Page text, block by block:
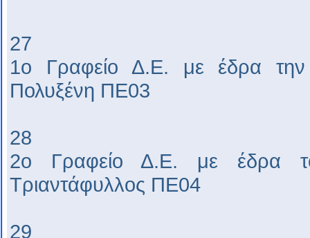
27
1ο Γραφείο Δ.Ε. με έδρα την
Πολυξένη ΠΕ03
28
2ο Γραφείο Δ.Ε. με έδρα
Τριαντάφυλλος ΠΕ04
29